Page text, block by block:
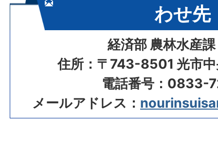
わせ先
経済部 農林水産
住所：〒743-8501 光市中
電話番号：0833-
メールアドレス：